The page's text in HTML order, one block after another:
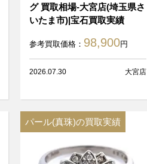
グ 買取相場-大宮店(埼玉県さ
いたま市)|宝石買取実績
参考買取価格： 98,900円
2026.07.30 大宮店
パール(真珠)の買取実績